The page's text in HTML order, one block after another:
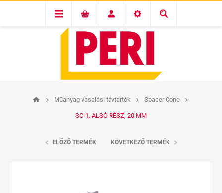
Műanyag vasalási távtartók Spacer Cone
SC-1. ALSÓ RÉSZ, 20 MM
ELŐZŐ TERMÉK KÖVETKEZŐ TERMÉK